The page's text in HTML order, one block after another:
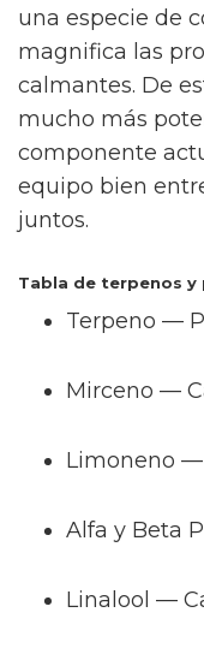
una especie de
magnifica las
calmantes. De
mucho más
componente
equipo bien
juntos.
Tabla de terpenos y
Terpeno —
Mirceno —
Limoneno
Alfa y Beta
Linalool —